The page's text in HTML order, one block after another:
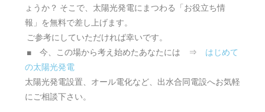
ょうか？ そこで、太陽光発電にまつわる「お役立ち情
報」を無料で差し上げます。
ご参考にしていただければ幸いです。
■ 今、この場から考え始めたあなたには ⇒ はじめて
の太陽光発電
太陽光発電設置、オール電化など、出水合同電設へお気軽
にご相談下さい。